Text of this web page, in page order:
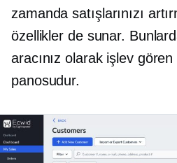
zamanda satışlarınızı
özellikler de sunar.
aracınız olarak işlev
panosudur.